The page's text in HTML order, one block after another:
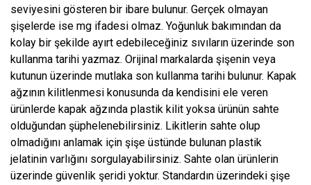
seviyesini gösteren bir ibare bulunur. Gerçek olmayan
şişelerde ise mg ifadesi olmaz. Yoğunluk bakımından da
kolay bir şekilde ayırt edebileceğiniz sıvıların üzerinde son
kullanma tarihi yazmaz. Orijinal markalarda şişenin veya
kutunun üzerinde mutlaka son kullanma tarihi bulunur. Kapak
ağzının kilitlenmesi konusunda da kendisini ele veren
ürünlerde kapak ağzında plastik kilit yoksa ürünün sahte
olduğundan şüphelenebilirsiniz. Likitlerin sahte olup
olmadığını anlamak için şişe üstünde bulunan plastik
jelatinin varlığını sorgulayabilirsiniz. Sahte olan ürünlerin
üzerinde güvenlik şeridi yoktur. Standardın üzerindeki şişe